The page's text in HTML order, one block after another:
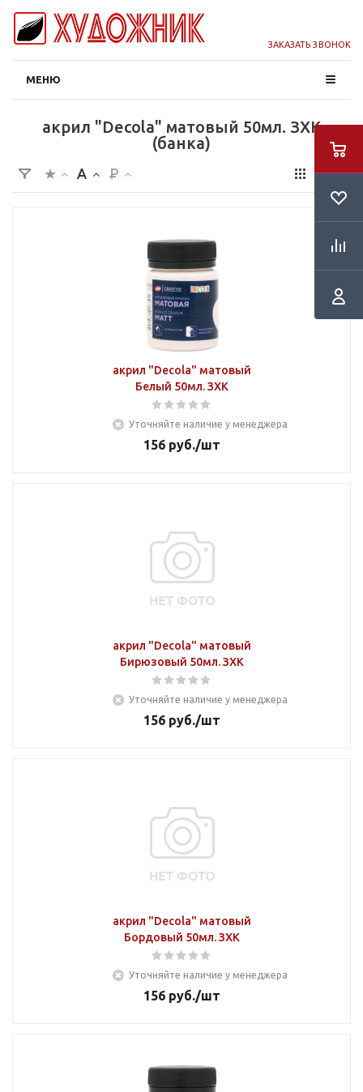
ЗАКАЗАТЬ ЗВОНОК
МЕНЮ
акрил "Decola" матовый 50мл. ЗХК
(банка)
акрил "Decola" матовый
Белый 50мл. ЗХК
Уточняйте наличие у менеджера
156 руб./шт
акрил "Decola" матовый
Бирюзовый 50мл. ЗХК
Уточняйте наличие у менеджера
156 руб./шт
акрил "Decola" матовый
Бордовый 50мл. ЗХК
Уточняйте наличие у менеджера
156 руб./шт